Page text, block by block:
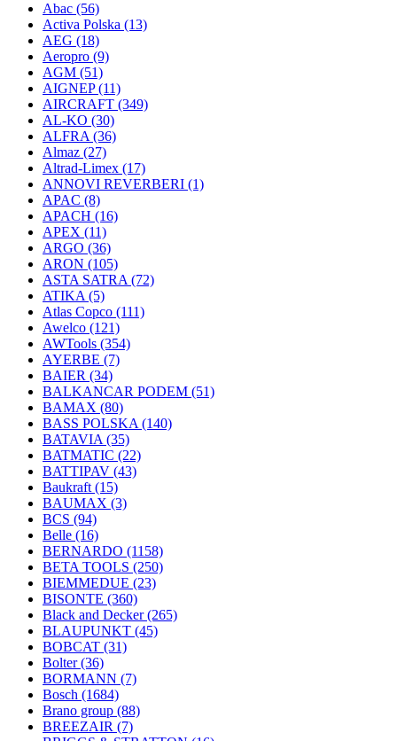
Abac (56)
Activa Polska (13)
AEG (18)
Aeropro (9)
AGM (51)
AIGNEP(11)
AIRCRAFT (349)
AL-KO (30)
ALFRA (36)
Almaz (27)
Altrad-Limex (17)
ANNOVI REVERBERI (1)
APAC (8)
APACH (16)
APEX (11)
ARGO (36)
ARON (105)
ASTA SATRA (72)
ATIKA (5)
Atlas Copco (111)
Awelco (121)
AWTools (354)
AYERBE (7)
BAIER (34)
BALKANCAR PODEM (51)
BAMAX (80)
BASS POLSKA (140)
BATAVIA (35)
BATMATIC (22)
BATTIPAV (43)
Baukraft (15)
BAUMAX (3)
BCS (94)
Belle (16)
BERNARDO (1158)
BETA TOOLS (250)
BIEMMEDUE (23)
BISONTE (360)
Black and Decker(265)
BLAUPUNKT (45)
BOBCAT (31)
Bolter(36)
BORMANN (7)
Bosch (1684)
Brano group (88)
BREEZAIR (7)